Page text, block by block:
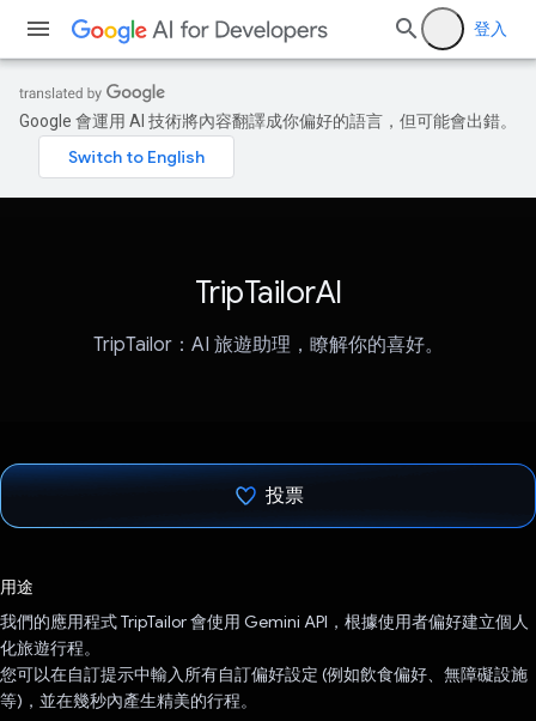
登入
Google 會運用 AI 技術將內容翻譯成你偏好的語言，但可能會出錯。
TripTailorAI
TripTailor：AI 旅遊助理，瞭解你的喜好。
投票
用途
我們的應用程式 TripTailor 會使用 Gemini API，根據使用者偏好建立個人
化旅遊行程。
您可以在自訂提示中輸入所有自訂偏好設定 (例如飲食偏好、無障礙設施
等)，並在幾秒內產生精美的行程。